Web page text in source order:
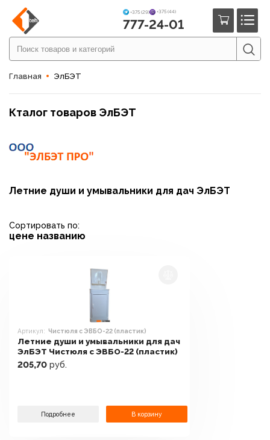
+375 (29) +375 (44)
777-24-01
Главная ЭлБЭТ
Кталог товаров ЭлБЭТ
Летние души и умывальники для дач ЭлБЭТ
Сортировать по:
цене названию
Артикул: Чистюля с ЭВБО-22 (пластик)
Летние души и умывальники для дач
ЭлБЭТ Чистюля с ЭВБО-22 (пластик)
205,70 руб.
Подробнее В корзину